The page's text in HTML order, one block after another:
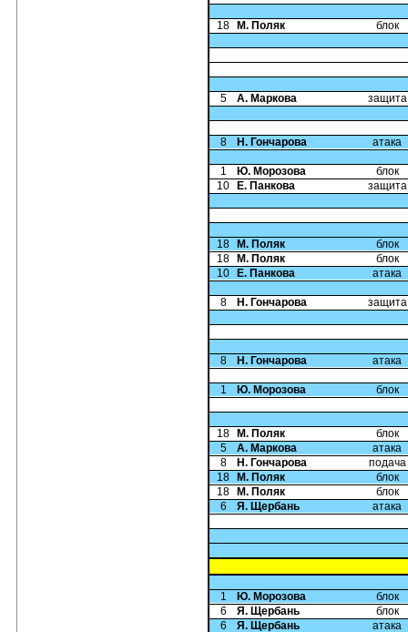
18 М. Поляк блок
5 А. Маркова защита
8 Н. Гончарова атака
1 Ю. Морозова
блок
10
Е. Панкова защита
18 М. Поляк
блок
18
М. Поляк
блок
10
Е. Панкова атака
8 Н. Гончарова защита
8 Н. Гончарова атака
1 Ю. Морозова блок
18 М. Поляк
блок
5
А. Маркова
атака
8
Н. Гончарова
подача
18
М. Поляк
блок
18
М. Поляк
блок
6
Я. Щербань атака
1 Ю. Морозова
блок
6
Я. Щербань
блок
6
Я. Щербань
атака